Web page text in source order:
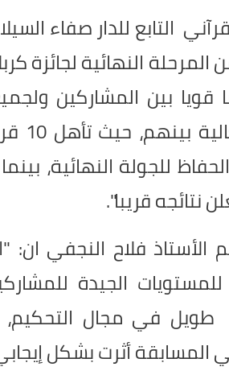
التابع للدار صفاء
النهائية لجائزة
بين المشاركين
وذلك
الثانية، وتأهل 5 من الحفاظ للجولة
نتائجه قريبا".
الأستاذ فلاح النجفي
الجيدة
طويل في مجال
المسابقة أثرت بشكل